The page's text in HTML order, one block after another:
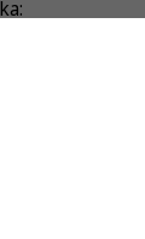
badań
obsługa
nadzór nad
pracy •